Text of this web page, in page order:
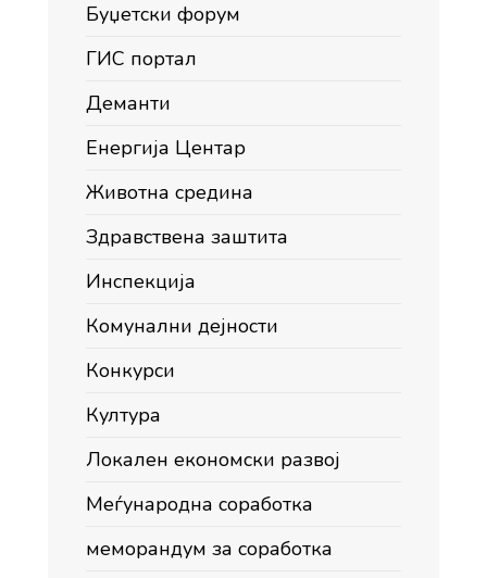
Буџетски форум
ГИС портал
Деманти
Енергија Центар
Животна средина
Здравствена заштита
Инспекција
Комунални дејности
Конкурси
Култура
Локален економски развој
Меѓународна соработка
меморандум за соработка